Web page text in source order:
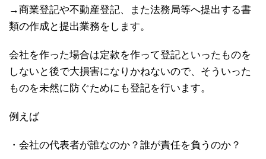
→商業登記や不動産登記、また法務局等へ提出する書
類の作成と提出業務をします。
会社を作った場合は定款を作って登記といったものを
しないと後で大損害になりかねないので、そういった
ものを未然に防ぐためにも登記を行います。
例えば
・会社の代表者が誰なのか？誰が責任を負うのか？